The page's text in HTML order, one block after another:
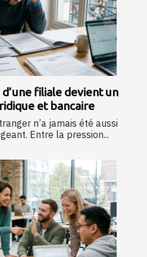
filiale devient un
et bancaire
n’a jamais été aussi
Entre la pression...